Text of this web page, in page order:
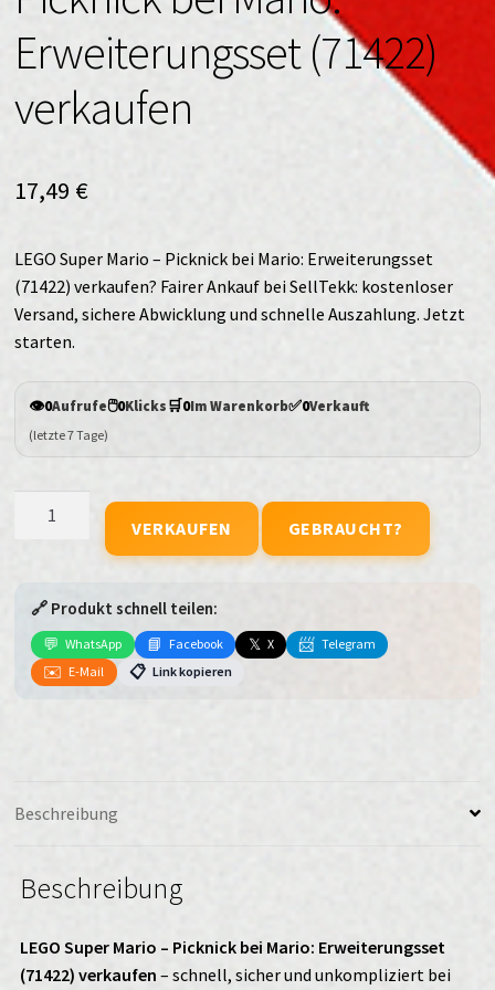
Erweiterungsset (71422)
verkaufen
17,49 €
LEGO Super Mario – Picknick bei Mario: Erweiterungsset
(71422) verkaufen? Fairer Ankauf bei SellTekk: kostenloser
Versand, sichere Abwicklung und schnelle Auszahlung. Jetzt
starten.
👁️0Aufrufe🖱️0Klicks🛒0Im Warenkorb✅0Verkauft
(letzte 7 Tage)
Picknick
bei
Mario:
VERKAUFEN GEBRAUCHT?
🔗 Produkt schnell teilen:
💬 WhatsApp 📘 Facebook 𝕏 X 📨 Telegram
✉️ E-Mail 📋 Link kopieren
Beschreibung
Beschreibung
LEGO Super Mario – Picknick bei Mario: Erweiterungsset
(71422) verkaufen – schnell, sicher und unkompliziert bei